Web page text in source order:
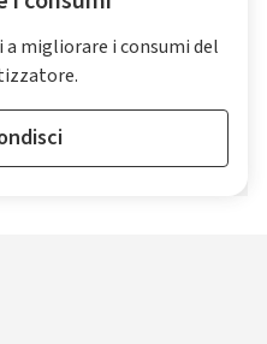
migliorare i consumi del